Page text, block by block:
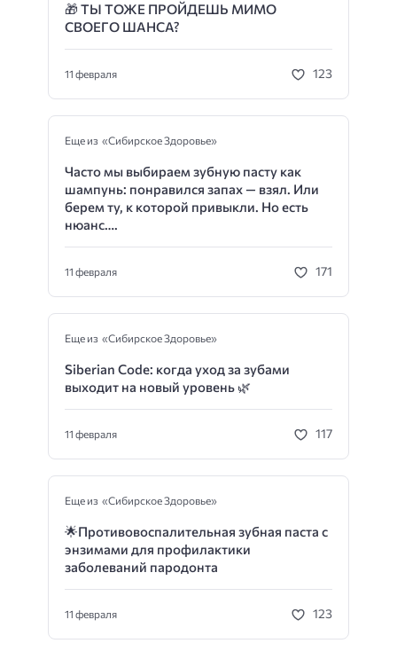
🎁 ТЫ ТОЖЕ ПРОЙДЕШЬ МИМО
СВОЕГО ШАНСА?
11 февраля 123
Еще из «Сибирское Здоровье»
Часто мы выбираем зубную пасту как
шампунь: понравился запах — взял. Или
берем ту, к которой привыкли. Но есть
нюанс….
11 февраля 171
Еще из «Сибирское Здоровье»
Siberian Code: когда уход за зубами
выходит на новый уровень 🌿
11 февраля 117
Еще из «Сибирское Здоровье»
🌟Противовоспалительная зубная паста с
энзимами для профилактики
заболеваний пародонта
11 февраля 123